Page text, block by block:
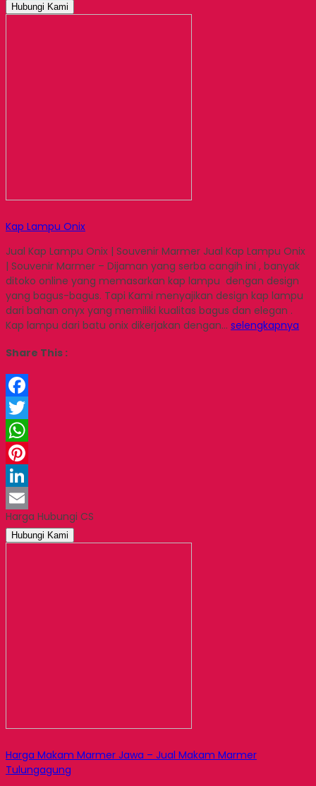
Hubungi Kami
Kap Lampu Onix
Jual Kap Lampu Onix | Souvenir Marmer Jual Kap Lampu Onix
| Souvenir Marmer – Dijaman yang serba cangih ini , banyak
ditoko online yang memasarkan kap lampu dengan design
yang bagus-bagus. Tapi Kami menyajikan design kap lampu
dari bahan onyx yang memiliki kualitas bagus dan elegan .
Kap lampu dari batu onix dikerjakan dengan… selengkapnya
Share This :
Facebook
Twitter
WhatsApp
Pinterest
LinkedIn
Email
Harga Hubungi CS
Hubungi Kami
Harga Makam Marmer Jawa – Jual Makam Marmer
Tulungagung